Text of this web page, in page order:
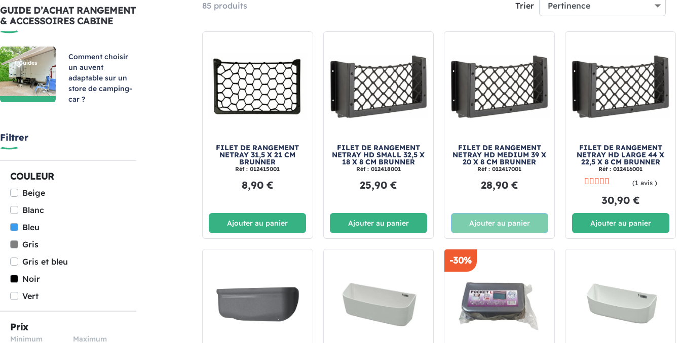
GUIDE D’ACHAT RANGEMENT
& ACCESSOIRES CABINE
Comment choisir
un auvent
adaptable sur un
store de camping-
car ?
Filtrer
COULEUR
Beige
Blanc
Bleu
Gris
Gris et bleu
Noir
Vert
Prix
Minimum Maximum
85 produits Trier
FILET DE RANGEMENT
NETRAY 31,5 X 21 CM
BRUNNER
Réf : 012415001
8,90 €
Ajouter au panier
FILET DE RANGEMENT
NETRAY HD SMALL 32,5 X
18 X 8 CM BRUNNER
Réf : 012418001
25,90 €
Ajouter au panier
FILET DE RANGEMENT
NETRAY HD MEDIUM 39 X
20 X 8 CM BRUNNER
Réf : 012417001
28,90 €
Ajouter au panier
FILET DE RANGEMENT
NETRAY HD LARGE 44 X
22,5 X 8 CM BRUNNER
Réf : 012416001
(1 avis )
30,90 €
Ajouter au panier
-30%